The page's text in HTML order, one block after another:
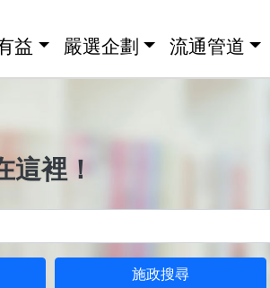
益 嚴選企劃 流通管道
這裡！
施政搜尋